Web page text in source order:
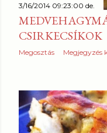
3/16/2014 09:23:00 de.
CSIRKECSÍKOK
Megosztás Megjegyzés